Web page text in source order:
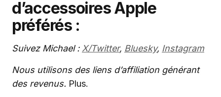
d’accessoires Apple
préférés :
Suivez Michael : X/Twitter, Bluesky, Instagram
Nous utilisons des liens d’affiliation générant
des revenus. Plus.